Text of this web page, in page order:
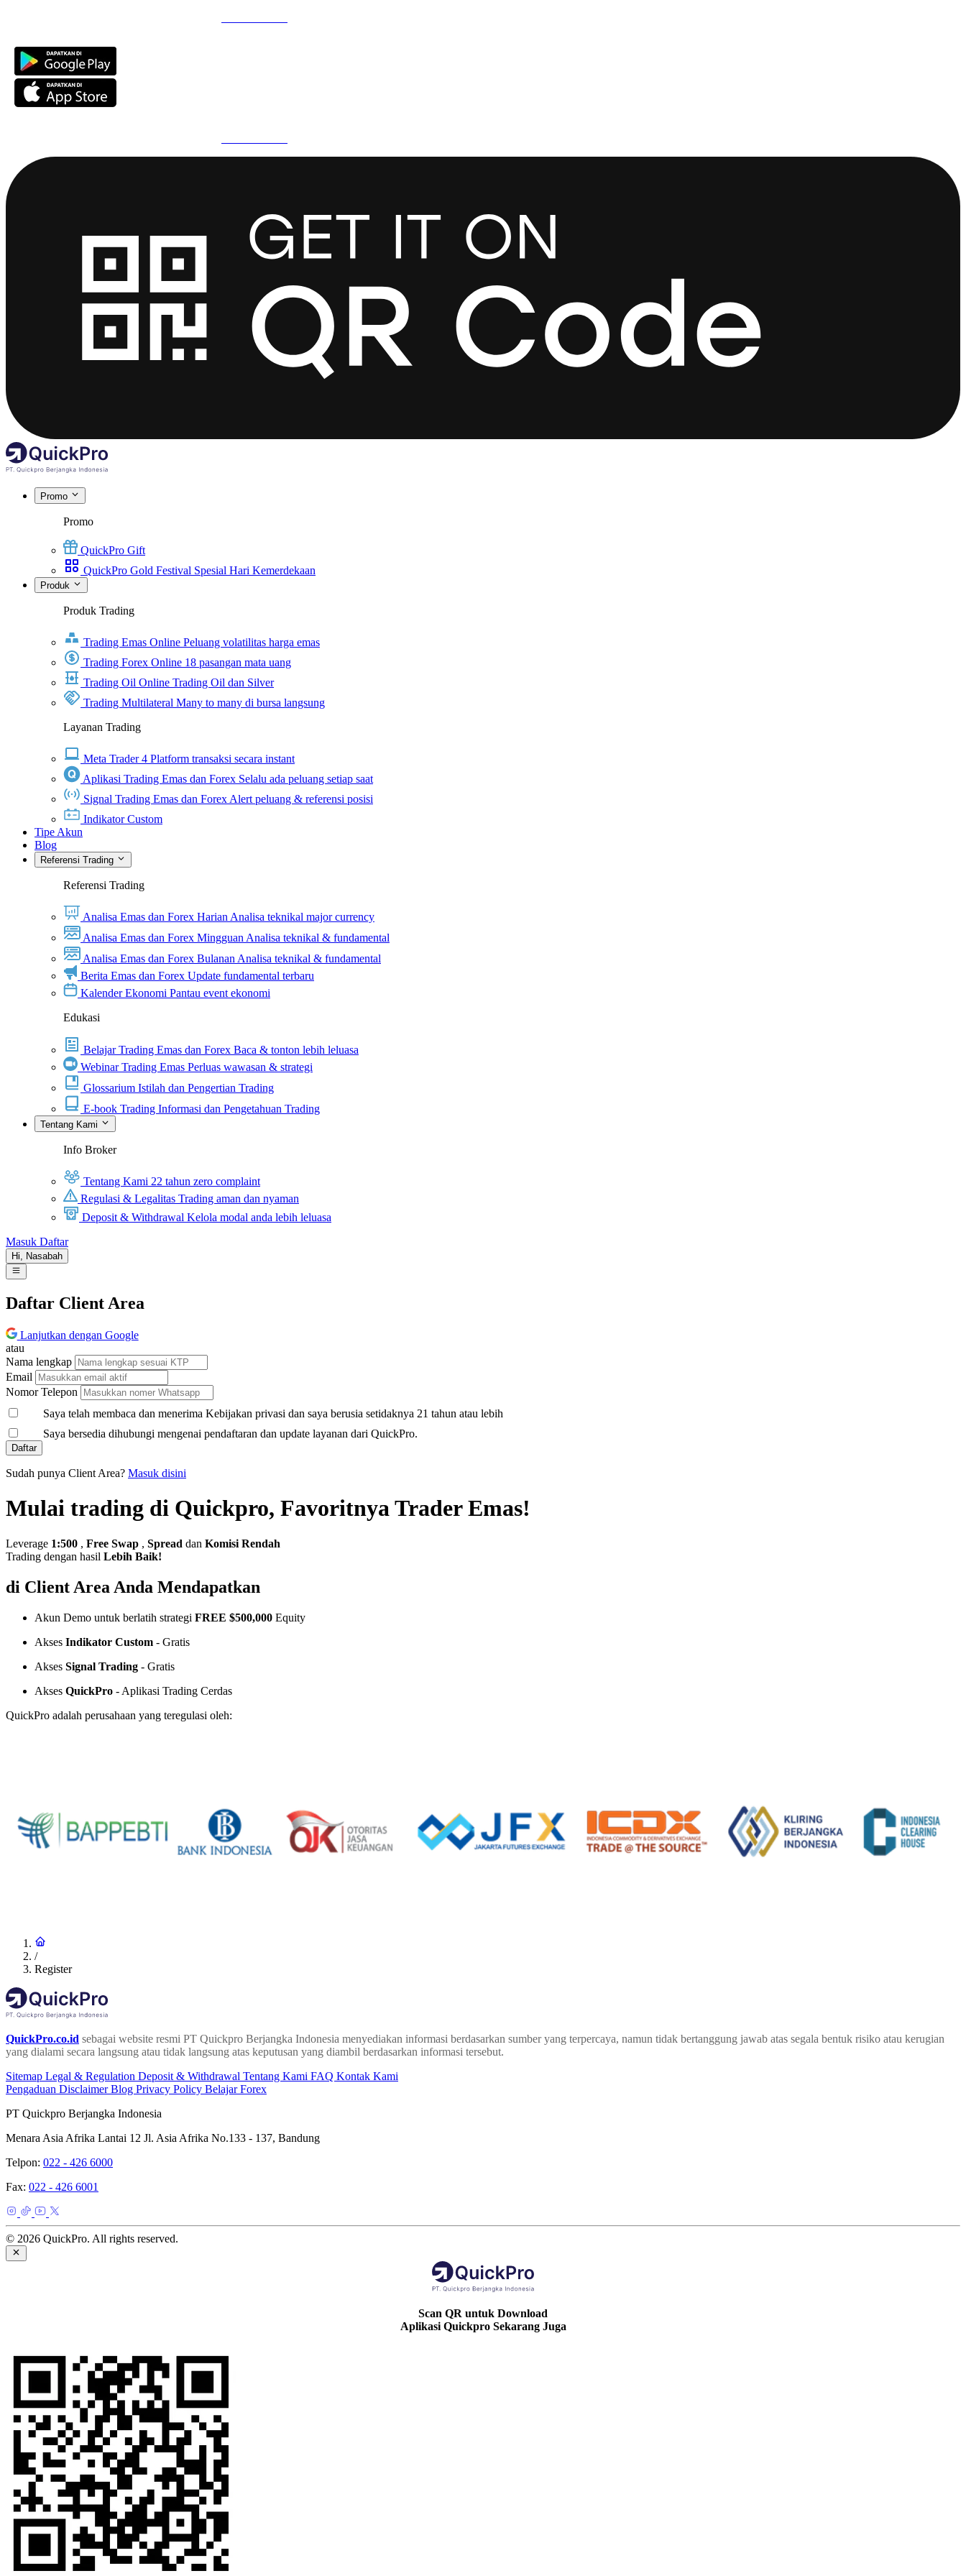
Promo
Promo
QuickPro Gift
QuickPro Gold Festival Spesial Hari Kemerdekaan
Produk
Produk Trading
Trading Emas Online Peluang volatilitas harga emas
Trading Forex Online 18 pasangan mata uang
Trading Oil Online Trading Oil dan Silver
Trading Multilateral Many to many di bursa langsung
Layanan Trading
Meta Trader 4 Platform transaksi secara instant
Aplikasi Trading Emas dan Forex Selalu ada peluang setiap saat
Signal Trading Emas dan Forex Alert peluang & referensi posisi
Indikator Custom
Tipe Akun
Blog
Referensi Trading
Referensi Trading
Analisa Emas dan Forex HarianAnalisa teknikal major currency
Analisa Emas dan Forex MingguanAnalisa teknikal & fundamental
Analisa Emas dan Forex BulananAnalisa teknikal & fundamental
Berita Emas dan Forex Update fundamental terbaru
Kalender Ekonomi Pantau event ekonomi
Edukasi
Belajar Trading Emas dan Forex Baca & tonton lebih leluasa
Webinar Trading Emas Perluas wawasan & strategi
Glossarium Istilah dan Pengertian Trading
E-book Trading Informasi dan Pengetahuan Trading
Tentang Kami
Info Broker
Tentang Kami 22 tahun zero complaint
Regulasi & Legalitas Trading aman dan nyaman
Deposit & Withdrawal Kelola modal anda lebih leluasa
Masuk Daftar
Hi, Nasabah
Daftar Client Area
Lanjutkan dengan Google
atau
Nama lengkap
Email
Nomor Telepon
Saya telah membaca dan menerima Kebijakan privasi dan saya berusia setidaknya 21 tahun atau lebih
Saya bersedia dihubungi mengenai pendaftaran dan update layanan dari QuickPro.
Daftar
Sudah punya Client Area? Masuk disini
Mulai trading di Quickpro, Favoritnya Trader Emas!
Leverage 1:500 , Free Swap , Spread dan Komisi Rendah
Trading dengan hasil Lebih Baik!
di Client Area Anda Mendapatkan
Akun Demo untuk berlatih strategi FREE $500,000 Equity
Akses Indikator Custom - Gratis
Akses Signal Trading - Gratis
Akses QuickPro - Aplikasi Trading Cerdas
QuickPro adalah perusahaan yang teregulasi oleh:
/
Register
QuickPro.co.id sebagai website resmi PT Quickpro Berjangka Indonesia menyediakan informasi berdasarkan sumber yang terpercaya, namun tidak bertanggung jawab atas segala bentuk risiko atau kerugian
yang dialami secara langsung atau tidak langsung atas keputusan yang diambil berdasarkan informasi tersebut.
Sitemap Legal & Regulation Deposit & Withdrawal Tentang Kami FAQ Kontak Kami
Pengaduan DisclaimerBlog Privacy Policy Belajar Forex
PT Quickpro Berjangka Indonesia
Menara Asia Afrika Lantai 12 Jl. Asia Afrika No.133 - 137, Bandung
Telpon: 022 - 426 6000
Fax: 022 - 426 6001
© 2026 QuickPro. All rights reserved.
Scan QR untuk Download
Aplikasi Quickpro Sekarang Juga